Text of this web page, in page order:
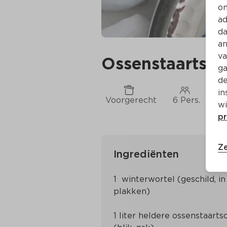
Voorgerecht 6 Pers.
Ingrediënten
1  winterwortel (geschild, in
1 liter heldere